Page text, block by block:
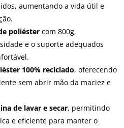
aumentando a vida útil e
poliéster com 800g,
e o suporte adequados
100% reciclado, oferecendo
sem abrir mão da maciez e
de lavar e secar, permitindo
e eficiente para manter o